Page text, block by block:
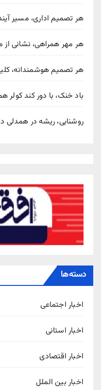
هر تصمیم اداری، مسیر
هر مهر همراهی، نشانی
هر تصمیم هوشمندانه،
باد خنک، با دور کند کولر
روشنایی، ریشه در همدلی
دسته‌ها
اخبار اجتماعی
اخبار استانی
اخبار اقتصادی
اخبار بین الملل